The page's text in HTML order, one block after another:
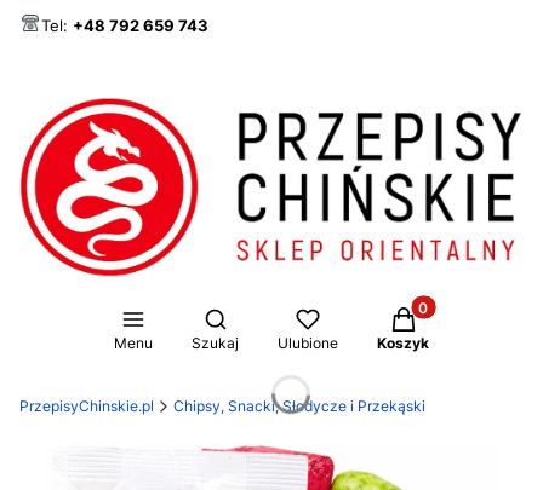
Tel: +48 792 659 743
Menu
Otwórz wyszukiwarkę
Szukaj Ulubione
Produkty w
Koszyk
PrzepisyChinskie.pl Chipsy, Snacki, Słodycze i Przekąski